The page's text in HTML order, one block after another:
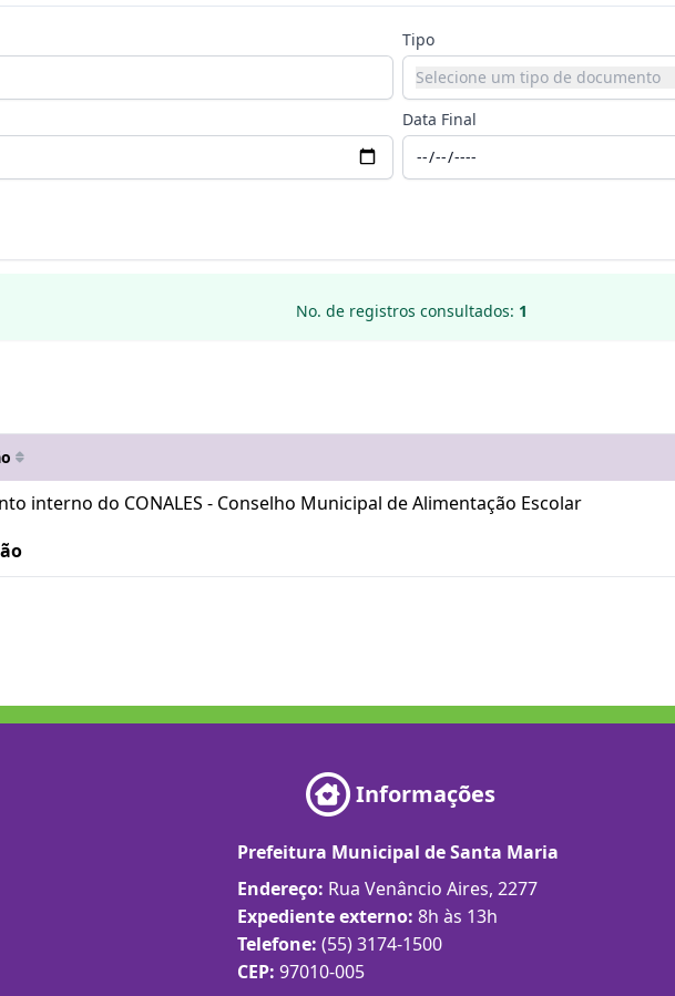
Tipo
Selecione um tipo de documento
Data Final
No. de registros consultados: 1
interno do CONALES - Conselho Municipal de Alimentação Escolar
Informações
Prefeitura Municipal de Santa Maria
Endereço: Rua Venâncio Aires, 2277
Expediente externo: 8h às 13h
Telefone: (55) 3174-1500
CEP: 97010-005